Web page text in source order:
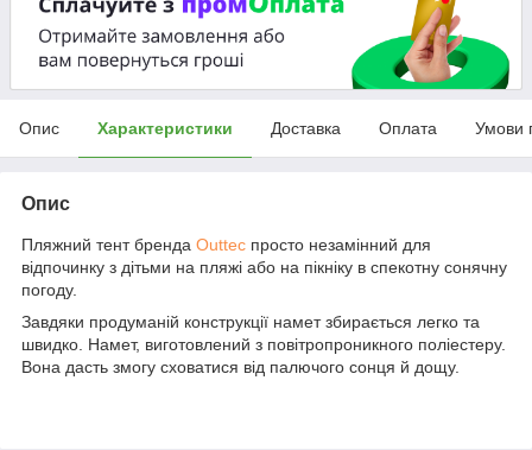
Опис Характеристики Доставка Оплата Умови
Опис
Пляжний тент бренда Outtec просто незамінний для
відпочинку з дітьми на пляжі або на пікніку в спекотну сонячну
погоду.
Завдяки продуманій конструкції намет збирається легко та
швидко. Намет, виготовлений з повітропроникного поліестеру.
Вона дасть змогу сховатися від палючого сонця й дощу.